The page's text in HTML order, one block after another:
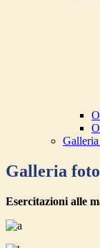
Galleria
Esercitazioni alle